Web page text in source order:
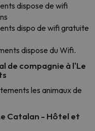
dispose de wifi
dispo de wifi gratuite
dispose du Wifi.
de compagnie à l'Le
les animaux de
Catalan - Hôtel et